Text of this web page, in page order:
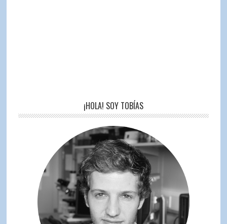
¡HOLA! SOY TOBÍAS